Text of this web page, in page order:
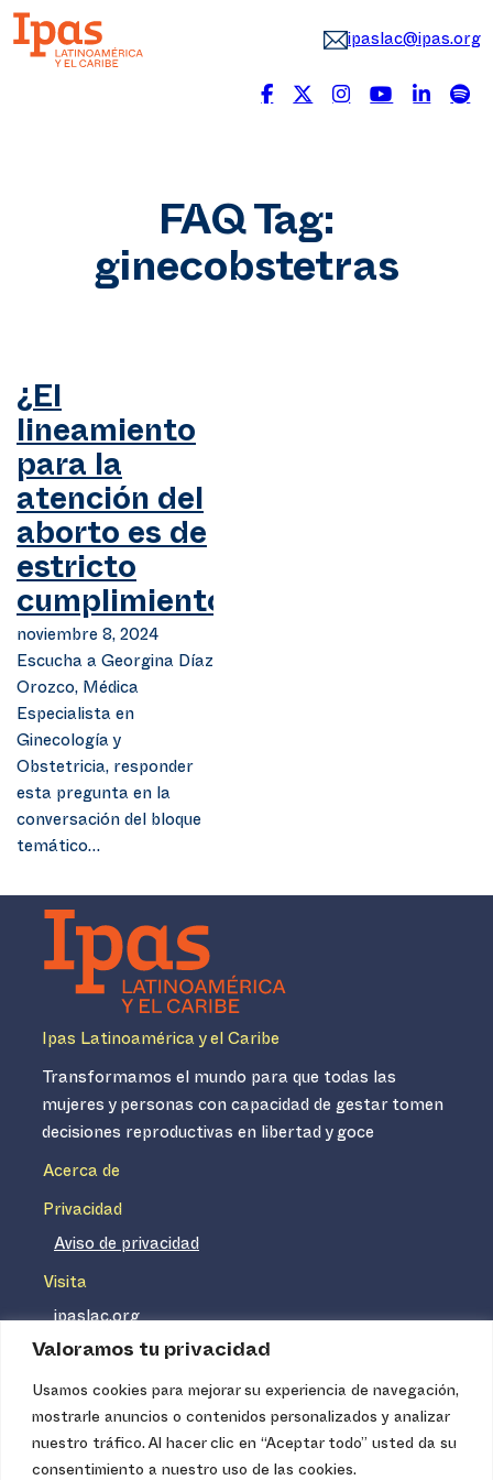
Valoramos tu privacidad
Usamos cookies para mejorar su experiencia de navegación,
mostrarle anuncios o contenidos personalizados y analizar
nuestro tráfico. Al hacer clic en “Aceptar todo” usted da su
consentimiento a nuestro uso de las cookies.
ipaslac@ipas.org
FAQ Tag:
ginecobstetras
¿El
lineamiento
para la
atención del
aborto es de
estricto
cumplimiento?
noviembre 8, 2024
Escucha a Georgina Díaz
Orozco, Médica
Especialista en
Ginecología y
Obstetricia, responder
esta pregunta en la
conversación del bloque
temático…
Ipas Latinoamérica y el Caribe
Transformamos el mundo para que todas las
mujeres y personas con capacidad de gestar tomen
decisiones reproductivas en libertad y goce
Acerca de
Privacidad
Aviso de privacidad
Visita
ipaslac.org
ipasmexico.org
Ipas no es un distribuidor de insumos médicos. Nuestros
servicios se concentran, entre otros, en la difusión de